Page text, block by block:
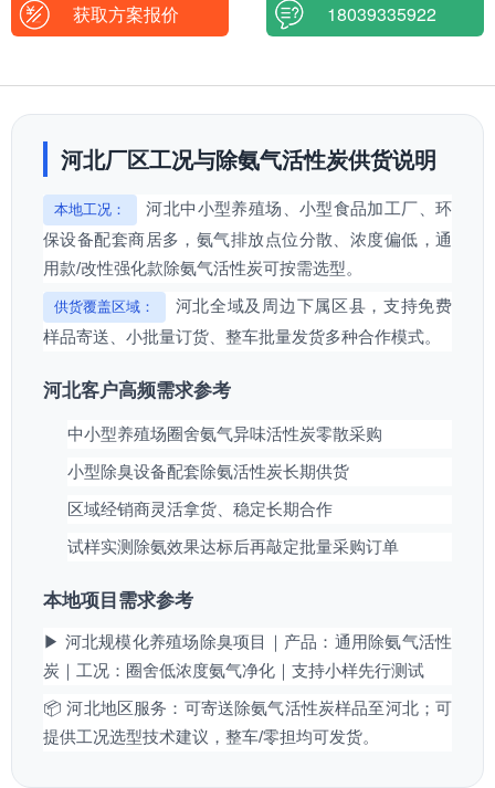
获取方案报价 18039335922
河北厂区工况与除氨气活性炭供货说明
本地工况：
河北中小型养殖场、小型食品加工厂、环
保设备配套商居多，氨气排放点位分散、浓度偏低，通
用款/改性强化款除氨气活性炭可按需选型。
供货覆盖区域：
河北全域及周边下属区县，支持免费
样品寄送、小批量订货、整车批量发货多种合作模式。
河北客户高频需求参考
中小型养殖场圈舍氨气异味活性炭零散采购
小型除臭设备配套除氨活性炭长期供货
区域经销商灵活拿货、稳定长期合作
试样实测除氨效果达标后再敲定批量采购订单
本地项目需求参考
▶ 河北规模化养殖场除臭项目｜产品：通用除氨气活性
炭｜工况：圈舍低浓度氨气净化｜支持小样先行测试
📦 河北地区服务：可寄送除氨气活性炭样品至河北；可
提供工况选型技术建议，整车/零担均可发货。